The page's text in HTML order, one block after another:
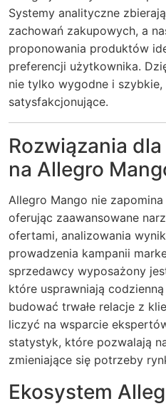
Systemy analityczne
zachowań zakupowych, a
proponowania produktów
preferencji użytkownika.
nie tylko wygodne i
satysfakcjonujące.
Rozwiązania
na Allegro
Allegro Mango nie
oferując zaawansowane
ofertami, analizowania
prowadzenia kampanii
sprzedawcy wyposażony
które usprawniają
budować trwałe relacje z
liczyć na wsparcie
statystyk, które pozwalają
zmieniające się potrzeby
Ekosystem